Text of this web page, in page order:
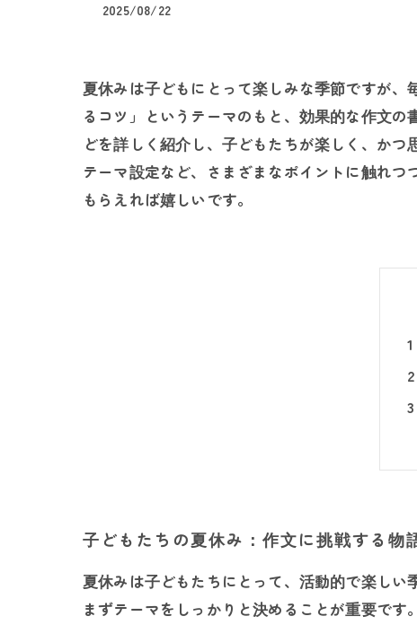
2025/08/22
夏休みは子どもにとって楽しみな季節ですが
るコツ」というテーマのもと、効果的な作文
どを詳しく紹介し、子どもたちが楽しく、か
テーマ設定など、さまざまなポイントに触れ
もらえれば嬉しいです。
子どもたちの夏休み：作文に挑戦する物
夏休みは子どもたちにとって、活動的で楽しい
まずテーマをしっかりと決めることが重要で